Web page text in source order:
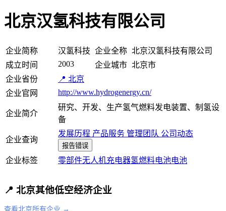
北京汉氢科技有限公司
企业简称 汉氢科技 企业全称 北京汉氢科技有限公司
成立时间
2003 企业城市 北京市
企业省份
📍 北京
企业官网
http://www.hydrogenergy.cn/
企业简介
研究、开发、生产氢气燃料发电装置、制氢设
备
企业查询
发展历程 产品服务 管理团队 公司动态
报告错误
企业标签 零部件无人机充电器氢燃料电池电池
📍 北京其他低空经济企业
查看北京所有企业 →